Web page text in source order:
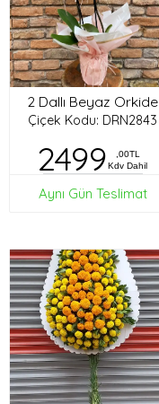
2 Dallı Beyaz Orkide
Çiçek Kodu: DRN2843
2499
,00TL
Kdv Dahil
Aynı Gün Teslimat